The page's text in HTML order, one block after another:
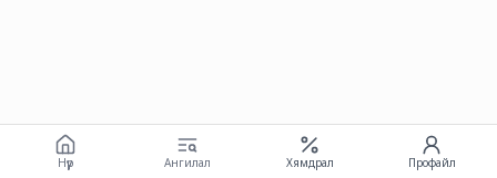
Нүүр Ангилал Хямдрал Профайл